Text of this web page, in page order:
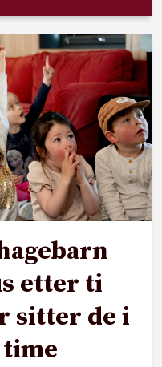
etter ti
sitter de i